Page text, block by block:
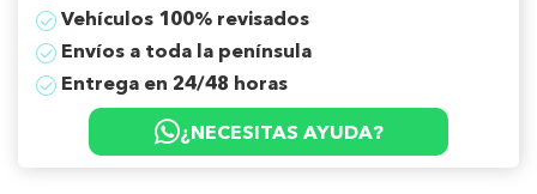
Vehículos 100% revisados
Envíos a toda la península
Entrega en 24/48 horas
¿NECESITAS AYUDA?